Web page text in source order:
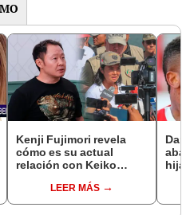
Kenji Fujimori revela
cómo es su actual
relación con Keiko
ausencia en los
eventos: "Mi familia es
LEER MÁS
hija